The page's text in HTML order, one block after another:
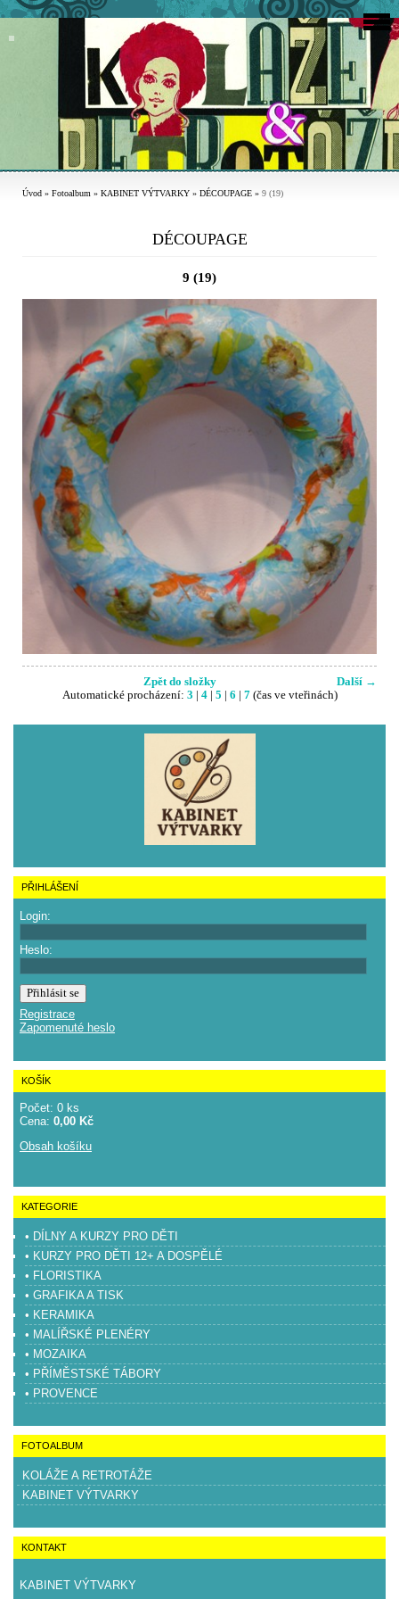
Úvod » Fotoalbum » KABINET VÝTVARKY » DÉCOUPAGE » 9 (19)
DÉCOUPAGE
9 (19)
Další →
Zpět do složky
Automatické procházení: 3 4| 5 6 7(čas ve vteřinách)
PŘIHLÁŠENÍ
Login:
Heslo:
Registrace
Zapomenuté heslo
KOŠÍK
Počet: 0 ks
Cena: 0,00 Kč
Obsah košíku
KATEGORIE
• DÍLNY A KURZY PRO DĚTI
• KURZY PRO DĚTI 12+ A DOSPĚLÉ
• FLORISTIKA
• GRAFIKA A TISK
• KERAMIKA
• MALÍŘSKÉ PLENÉRY
• MOZAIKA
• PŘÍMĚSTSKÉ TÁBORY
• PROVENCE
FOTOALBUM
KOLÁŽE A RETROTÁŽE
KABINET VÝTVARKY
KONTAKT
KABINET VÝTVARKY